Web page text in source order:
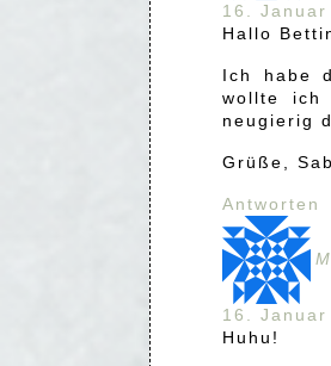
16.
Hallo
Ich habe
wollte ich
neugierig
Grüße,
Antworten
16.
Huhu!